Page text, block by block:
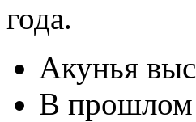
года.
Акунья
В прошлом